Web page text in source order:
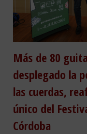
Más de 80
desplegado la
las cuerdas,
único del
Córdoba